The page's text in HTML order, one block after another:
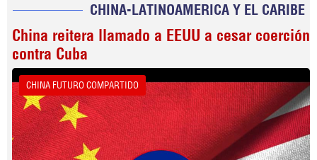
CHINA-LATINOAMERICA Y EL CARIBE
China reitera llamado a EEUU a cesar coerción
contra Cuba
CHINA FUTURO COMPARTIDO